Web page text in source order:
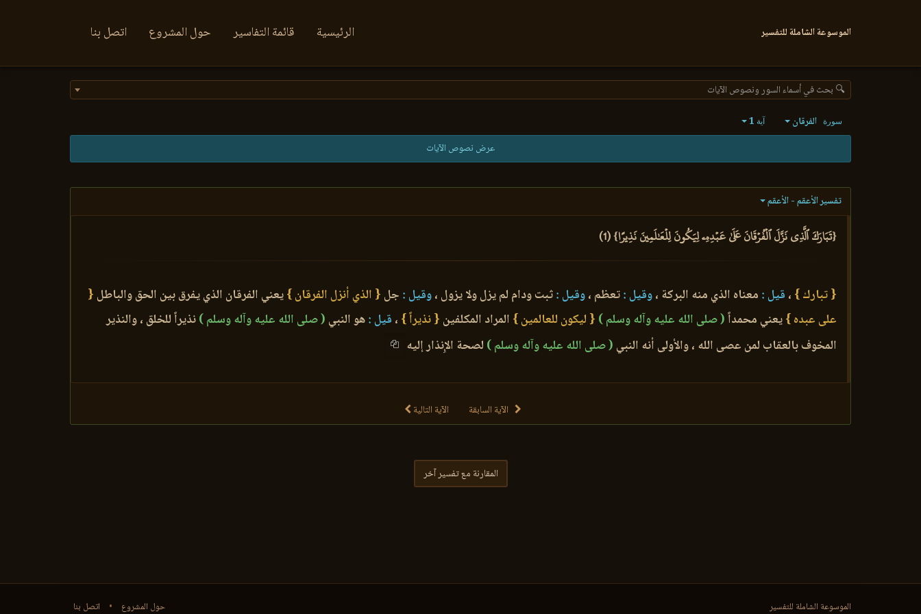
الموسوعة الشاملة للتفسير الرئيسية قائمة التفاسير حول المشروع اتصل بنا
🔍 بحث في أسماء السور ونصوص الآيات
سورة الفرقان آية 1
عرض نصوص الآيات
تفسير الأعقم - الأعقم
{تَبَارَكَ ٱلَّذِي نَزَّلَ ٱلۡفُرۡقَانَ عَلَىٰ عَبۡدِهِۦ لِيَكُونَ لِلۡعَٰلَمِينَ نَذِيرًا} (1)
{ تبارك } ، قيل : معناه الذي منه البركة ،وقيل :تعظم ،وقيل :ثبت ودام لم يزل ولا يزول ،وقيل : جل { الذي أنزل الفرقان }يعني الفرقان الذي يفرق بين الحق والباطل {
على عبده }يعني محمداً( صلى الله عليه وآله وسلم ) { ليكون للعالمين } المراد المكلفين { نذيراً } ، قيل :هو النبي ( صلى الله عليه وآله وسلم )نذيراً للخلق ، والنذير
المخوف بالعقاب لمن عصى الله ، والأولى أنه النبي ( صلى الله عليه وآله وسلم ) لصحة الإِنذار إليه
الآية السابقة الآية التالية
المقارنة مع تفسير آخر
حول المشروع • اتصل بنا الموسوعة الشاملة للتفسير